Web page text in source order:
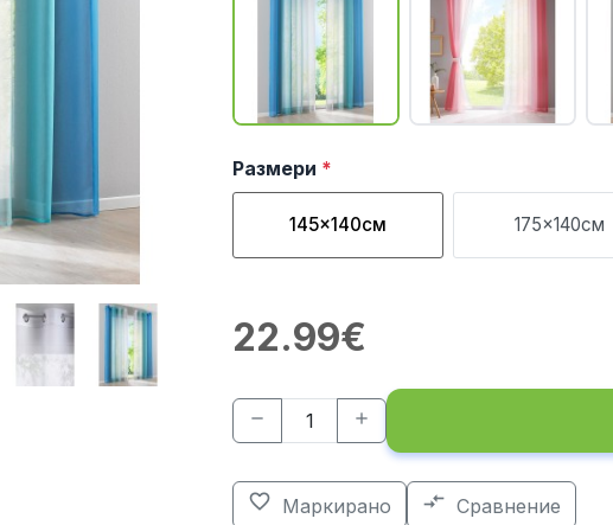
Размери *
145x140см 175x140см
22.99€
remove add
favorite_border Маркирано compare_arrows Сравнение